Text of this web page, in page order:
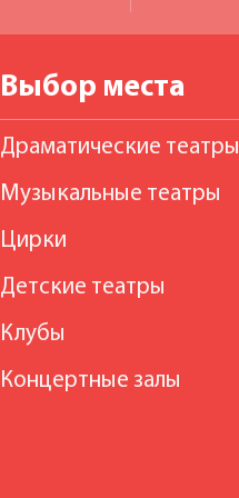
Выбор места
Драматические театры
Музыкальные театры
Цирки
Детские театры
Клубы
Концертные залы